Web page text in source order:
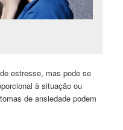
estresse, mas pode se
à situação ou
de ansiedade podem